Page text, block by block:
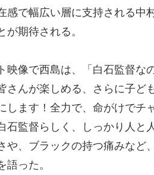
感で幅広い層に⽀持される
が期待される。
映像で⻄島は、「⽩⽯監督な
さんが楽しめる、さらに⼦ど
します！全⼒で、命がけでチ
⽯監督らしく、しっかり⼈と
や、ブラックの持つ痛みなど
語った。